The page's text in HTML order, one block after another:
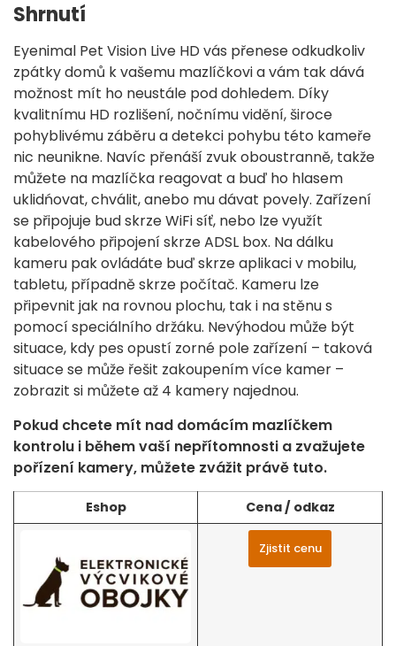
Shrnutí
Eyenimal Pet Vision Live HD vás přenese odkudkoliv
zpátky domů k vašemu mazlíčkovi a vám tak dává
možnost mít ho neustále pod dohledem. Díky
kvalitnímu HD rozlišení, nočnímu vidění, široce
pohyblivému záběru a detekci pohybu této kameře
nic neunikne. Navíc přenáší zvuk oboustranně, takže
můžete na mazlíčka reagovat a buď ho hlasem
uklidńovat, chválit, anebo mu dávat povely. Zařízení
se připojuje bud skrze WiFi síť, nebo lze využít
kabelového připojení skrze ADSL box. Na dálku
kameru pak ovládáte buď skrze aplikaci v mobilu,
tabletu, případně skrze počítač. Kameru lze
připevnit jak na rovnou plochu, tak i na stěnu s
pomocí speciálního držáku. Nevýhodou může být
situace, kdy pes opustí zorné pole zařízení – taková
situace se může řešit zakoupením více kamer –
zobrazit si můžete až 4 kamery najednou.
Pokud chcete mít nad domácím mazlíčkem
kontrolu i během vaší nepřítomnosti a zvažujete
pořízení kamery, můžete zvážit právě tuto.
Eshop Cena / odkaz
Zjistit cenu